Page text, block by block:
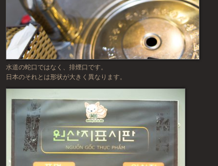
水道の蛇口ではなく、排煙口です。
日本のそれとは形状が大きく異なります。